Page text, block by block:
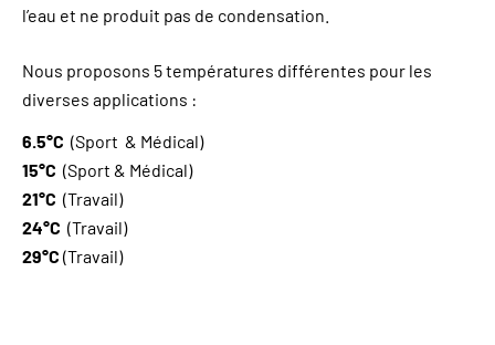
l’eau et ne produit pas de condensation.
Nous proposons 5 températures différentes pour les
diverses applications :
6.5°C (Sport & Médical)
15°C (Sport & Médical)
21°C (Travail)
24°C (Travail)
29°C (Travail)